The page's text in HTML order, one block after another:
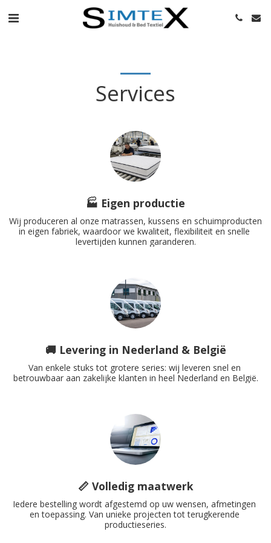
Services
🏭 Eigen productie
Wij produceren al onze matrassen, kussens en schuimproducten
in eigen fabriek, waardoor we kwaliteit, flexibiliteit en snelle
levertijden kunnen garanderen.
🚚 Levering in Nederland & België
Van enkele stuks tot grotere series: wij leveren snel en
betrouwbaar aan zakelijke klanten in heel Nederland en België.
📏 Volledig maatwerk
Iedere bestelling wordt afgestemd op uw wensen, afmetingen
en toepassing. Van unieke projecten tot terugkerende
productieseries.